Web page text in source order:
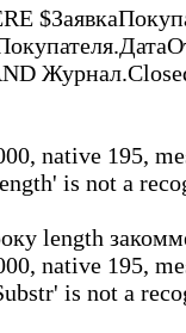
native 195,
is not a
length
native 195,
is not a